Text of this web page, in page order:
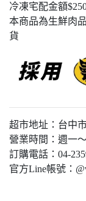
冷凍宅配金額
本商品為生鮮肉
貨
超市地址：台中
營業時間：週一
訂購電話：04-
官方Line帳號：